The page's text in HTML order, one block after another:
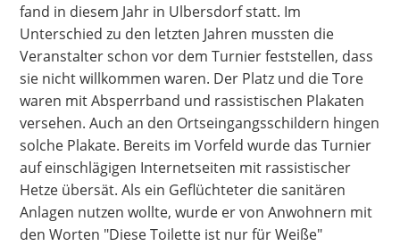
Italiano
Kurdí فارسی Polski
Português
Русский
Español ትግርኛ Türkçe Việt
fand in diesem Jahr in Ulbersdorf statt. Im
Unterschied zu den letzten Jahren mussten die
Veranstalter schon vor dem Turnier feststellen, dass
sie nicht willkommen waren. Der Platz und die Tore
waren mit Absperrband und rassistischen Plakaten
versehen. Auch an den Ortseingangsschildern hingen
solche Plakate. Bereits im Vorfeld wurde das Turnier
auf einschlägigen Internetseiten mit rassistischer
Hetze übersät. Als ein Geflüchteter die sanitären
Anlagen nutzen wollte, wurde er von Anwohnern mit
den Worten "Diese Toilette ist nur für Weiße"